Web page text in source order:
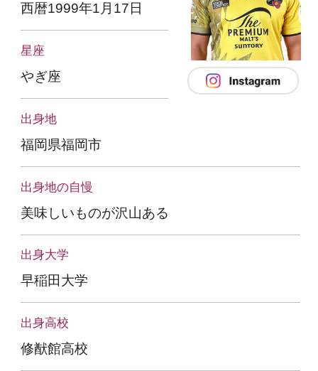
西暦1999年1月17日
星座
やぎ座
出身地
福岡県福岡市
出身地の自慢
美味しいものが沢山ある
出身大学
早稲田大学
出身高校
修猷館高校